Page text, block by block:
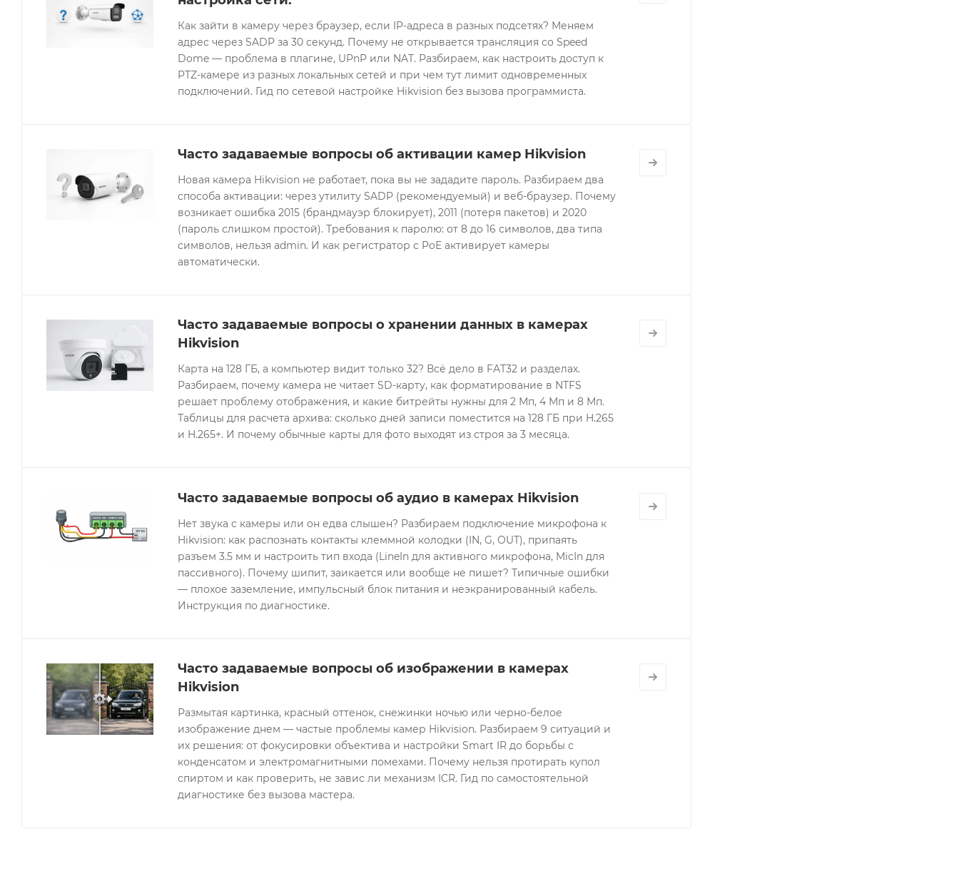
Как зайти в камеру через браузер, если IP-адреса в разных подсетях? Меняем
адрес через SADP за 30 секунд. Почему не открывается трансляция со Speed
Dome — проблема в плагине, UPnP или NAT. Разбираем, как настроить доступ к
PTZ-камере из разных локальных сетей и при чем тут лимит одновременных
подключений. Гид по сетевой настройке Hikvision без вызова программиста.
Часто задаваемые вопросы об активации камер Hikvision
Новая камера Hikvision не работает, пока вы не зададите пароль. Разбираем два
способа активации: через утилиту SADP (рекомендуемый) и веб-браузер. Почему
возникает ошибка 2015 (брандмауэр блокирует), 2011 (потеря пакетов) и 2020
(пароль слишком простой). Требования к паролю: от 8 до 16 символов, два типа
символов, нельзя admin. И как регистратор с PoE активирует камеры
автоматически.
Часто задаваемые вопросы о хранении данных в камерах
Hikvision
Карта на 128 ГБ, а компьютер видит только 32? Всё дело в FAT32 и разделах.
Разбираем, почему камера не читает SD-карту, как форматирование в NTFS
решает проблему отображения, и какие битрейты нужны для 2 Мп, 4 Мп и 8 Мп.
Таблицы для расчета архива: сколько дней записи поместится на 128 ГБ при H.265
и H.265+. И почему обычные карты для фото выходят из строя за 3 месяца.
Часто задаваемые вопросы об аудио в камерах Hikvision
Нет звука с камеры или он едва слышен? Разбираем подключение микрофона к
Hikvision: как распознать контакты клеммной колодки (IN, G, OUT), припаять
разъем 3.5 мм и настроить тип входа (LineIn для активного микрофона, MicIn для
пассивного). Почему шипит, заикается или вообще не пишет? Типичные ошибки
— плохое заземление, импульсный блок питания и неэкранированный кабель.
Инструкция по диагностике.
Часто задаваемые вопросы об изображении в камерах
Hikvision
Размытая картинка, красный оттенок, снежинки ночью или черно-белое
изображение днем — частые проблемы камер Hikvision. Разбираем 9 ситуаций и
их решения: от фокусировки объектива и настройки Smart IR до борьбы с
конденсатом и электромагнитными помехами. Почему нельзя протирать купол
спиртом и как проверить, не завис ли механизм ICR. Гид по самостоятельной
диагностике без вызова мастера.